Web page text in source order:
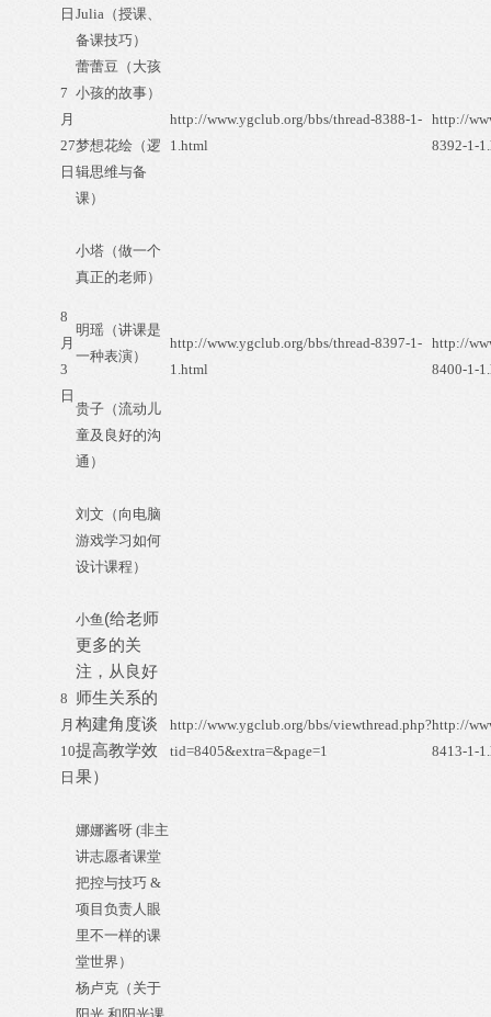
日 Julia（授课、
备课技巧）
7
月
27
日
蕾蕾豆（大孩
小孩的故事）
梦想花绘（逻
辑思维与备
课）
http://www.ygclub.org/bbs/thread-8388-1-
1.html
http://
8392-1-
8
月
3
日
小塔（做一个
真正的老师）
明瑶（讲课是
一种表演）
贵子（流动儿
童及良好的沟
通）
http://www.ygclub.org/bbs/thread-8397-1-
1.html
http://
8400-1-
8
月
10
日
刘文（向电脑
游戏学习如何
设计课程）
小鱼 (给老师
更多的关
注，从良好
师生关系的
构建角度谈
提高教学效
果）
娜娜酱呀 (非主
讲志愿者课堂
把控与技巧 &
项目负责人眼
里不一样的课
堂世界）
http://www.ygclub.org/bbs/viewthread.php?
tid=8405&extra=&page=1
http://
8413-1-
杨卢克（关于